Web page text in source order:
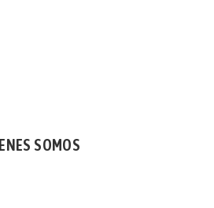
SOMOS